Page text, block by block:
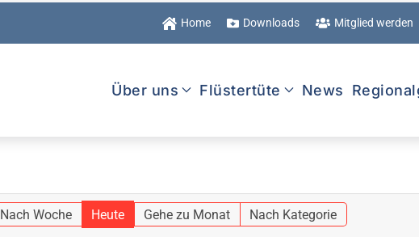
Home Downloads Mitglied werden
Über uns Flüstertüte News
Nach Woche Heute Gehe zu Monat Nach Kategorie